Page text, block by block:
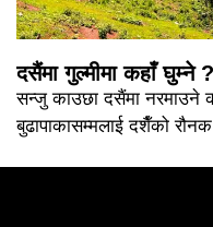
दसैंमा गुल्मीमा कहाँ घुम्ने
सन्जु काउछा दसैंमा नरमाउने
बुढापाकासम्मलाई दशैँको